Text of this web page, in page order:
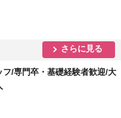
さらに見る
/専門卒・基礎経験者歓迎/大